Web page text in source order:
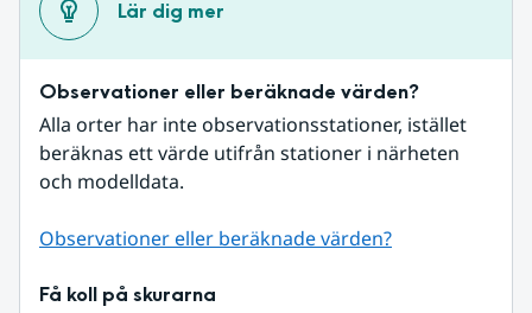
Lär dig mer
Observationer eller beräknade värden?
Alla orter har inte observationsstationer, istället
beräknas ett värde utifrån stationer i närheten
och modelldata.
Observationer eller beräknade värden?
Få koll på skurarna